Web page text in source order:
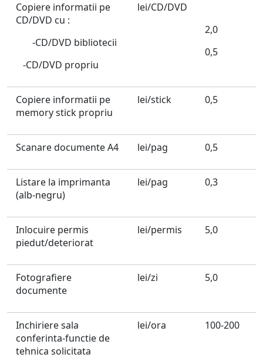
Copiere informatii pe
CD/DVD cu :
-CD/DVD bibliotecii
-CD/DVD propriu
lei/CD/DVD
2,0
0,5
Copiere informatii pe
memory stick propriu
lei/stick 0,5
Scanare documente A4 lei/pag 0,5
Listare la imprimanta
(alb-negru)
lei/pag 0,3
Inlocuire permis
piedut/deteriorat
lei/permis 5,0
Fotografiere
documente
lei/zi 5,0
Inchiriere sala
conferinta-functie de
tehnica solicitata
lei/ora 100-200